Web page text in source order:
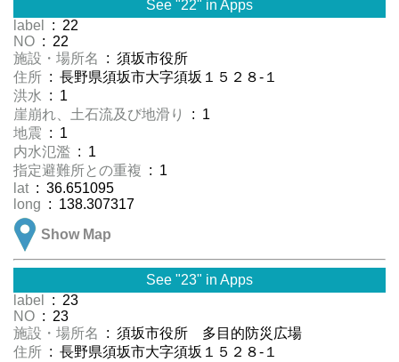
See "22" in Apps
label
: 22
NO : 22
施設・場所名
: 須坂市役所
住所 : 長野県須坂市大字須坂１５２８-１
洪水
: 1
崖崩れ、土石流及び地滑り
: 1
地震 : 1
内水氾濫 : 1
指定避難所との重複 : 1
lat : 36.651095
long : 138.307317
Show Map
See "23" in Apps
label
: 23
NO : 23
施設・場所名
: 須坂市役所 多目的防災広場
住所 : 長野県須坂市大字須坂１５２８-１